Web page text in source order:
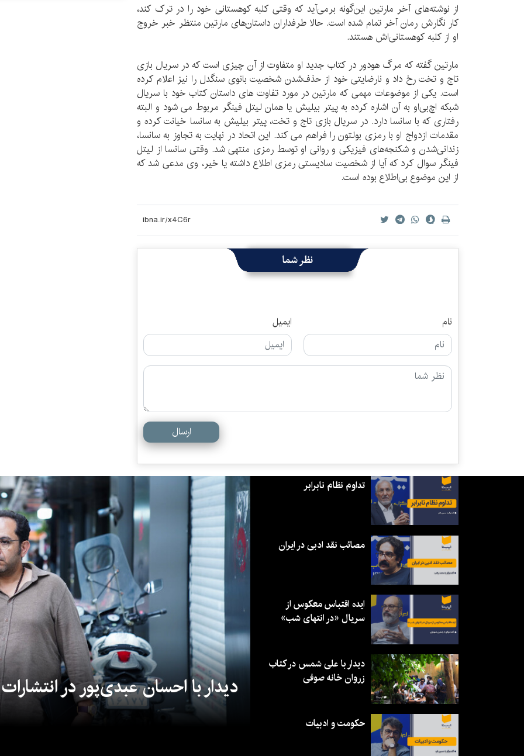
از نوشته‌های آخر مارتین این‌گونه برمی‌آید که وقتی کلبه کوهستانی خود را در ترک کند،
کار نگارش رمان آخر تمام شده است. حالا طرفداران داستان‌های مارتین منتظر خبر خروج
او از کلبه کوهستانی‌اش هستند.
مارتین گفته که مرگ هودور در کتاب جدید او متفاوت از آن چیزی است که در سریال بازی
تاج و تخت رخ داد و نارضایتی خود از حذف‌شدن شخصیت بانوی سنگدل را نیز اعلام کرده
است. یکی از موضوعات مهمی که مارتین در مورد تفاوت های داستان کتاب خود با سریال
شبکه اچ‌بی‌او به آن اشاره کرده به پیتر بیلیش یا همان لیتل فینگر مربوط می شود و البته
رفتاری که با سانسا دارد. در سریال بازی تاج و تخت، پیتر بیلیش به سانسا خیانت کرده و
مقدمات ازدواج او با رمزی بولتون را فراهم می کند. این اتحاد در نهایت به تجاوز به سانسا،
زندانی‌شدن و شکنجه‌های فیزیکی و روانی او توسط رمزی منتهی شد. وقتی سانسا از لیتل
فینگر سوال کرد که آیا از شخصیت سادیستی رمزی اطلاع داشته یا خیر، وی مدعی شد که
از این موضوع بی‌اطلاع بوده است.
نظر شما
نام ایمیل
ارسال
دیدار با احسان عبدی‌پور در
تداوم نظام نابرابر
مصائب نقد ادبی در ایران
ایده اقتباس معکوس از
سریال «در انتهای شب»
دیدار با علی شمس در کتاب
زروان خانه صوفی
حکومت و ادبیات